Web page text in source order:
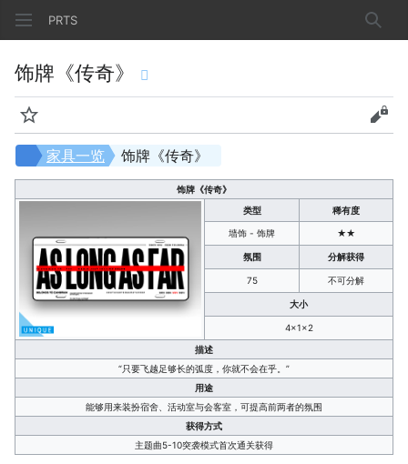
PRTS 搜索
饰牌《传奇》
监视 查看
饰牌《传奇》
家具一览
饰牌《传奇》
类型
稀有度
墙饰 - 饰牌 ★★
氛围 分解获得
75 不可分解
大小
4×1×2
描述
“只要飞越足够长的弧度，你就不会在乎。”
用途
能够用来装扮宿舍、活动室与会客室，可提高前两者的氛围
获得方式
主题曲5-10突袭模式首次通关获得